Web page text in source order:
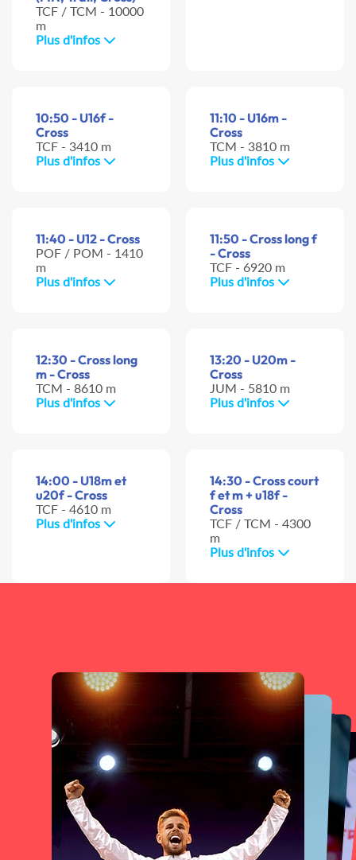
TCF / TCM - 10000
m
Plus d'infos
10:50 - U16f -
Cross
TCF - 3410 m
Plus d'infos
11:10 - U16m -
Cross
TCM - 3810 m
Plus d'infos
11:40 - U12 - Cross
POF / POM - 1410
m
Plus d'infos
11:50 - Cross long f
- Cross
TCF - 6920 m
Plus d'infos
12:30 - Cross long
m - Cross
TCM - 8610 m
Plus d'infos
13:20 - U20m -
Cross
JUM - 5810 m
Plus d'infos
14:00 - U18m et
u20f - Cross
TCF - 4610 m
Plus d'infos
14:30 - Cross court
f et m + u18f -
Cross
TCF / TCM - 4300
m
Plus d'infos